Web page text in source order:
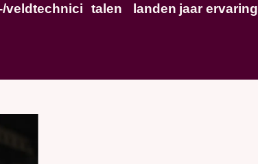
veldtechnici talen landen jaar ervaring